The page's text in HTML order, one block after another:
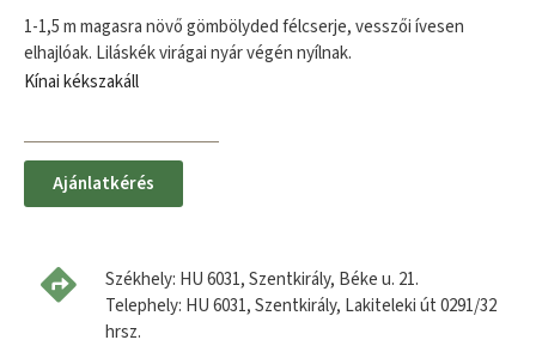
1-1,5 m magasra növő gömbölyded félcserje, vesszői ívesen
elhajlóak. Liláskék virágai nyár végén nyílnak.
Kínai kékszakáll
Ajánlatkérés
Székhely: HU 6031, Szentkirály, Béke u. 21.
Telephely: HU 6031, Szentkirály, Lakiteleki út 0291/32
hrsz.